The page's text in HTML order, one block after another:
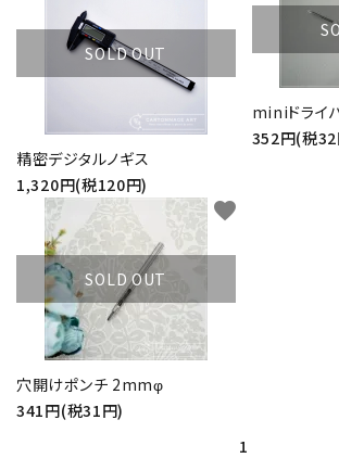
SOLD OUT
精密デジタルノギス
1,320円(税120円)
miniドライバ
352円(税
SOLD OUT
穴開けポンチ 2mmφ
341円(税31円)
favorite
1